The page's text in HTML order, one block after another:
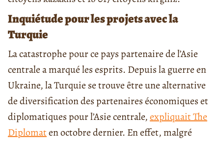
Inquiétude pour les projets avec la
Turquie
La catastrophe pour ce pays partenaire de l’Asie
centrale a marqué les esprits. Depuis la guerre en
Ukraine, la Turquie se trouve être une alternative
de diversification des partenaires économiques et
diplomatiques pour l’Asie centrale,expliquait The
Diplomaten octobre dernier. En effet, malgré